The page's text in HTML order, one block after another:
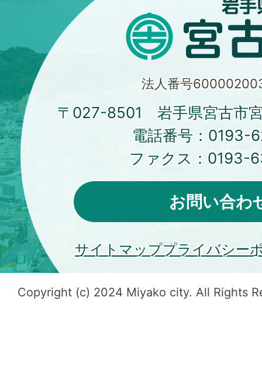
法人番号
〒027-8501 岩手県宮古市
電話番号： 0193-
ファクス： 0193-
お問い合わ
サイトマッププライバシー
Copyright (c) 2024 Miyako city. All Rights